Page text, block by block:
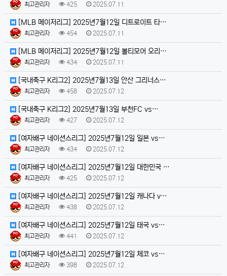
최고관리자 425 2025.07.11
[MLB 메이저리그] 2025년7월12일 디트로이트 타…
최고관리자 454 2025.07.11
[MLB 메이저리그] 2025년7월12일 볼티모어 오리…
최고관리자 434 2025.07.11
[국내축구 K리그2] 2025년7월13일 안산 그리너스…
최고관리자 458 2025.07.12
[국내축구 K리그2] 2025년7월13일 부천FC vs…
최고관리자 427 2025.07.12
[여자배구 네이션스리그] 2025년7월12일 일본 vs…
최고관리자 434 2025.07.12
[여자배구 네이션스리그] 2025년7월12일 대한민국 …
최고관리자 425 2025.07.12
[여자배구 네이션스리그] 2025년7월12일 캐나다 v…
최고관리자 438 2025.07.12
[여자배구 네이션스리그] 2025년7월12일 태국 vs…
최고관리자 441 2025.07.12
[여자배구 네이션스리그] 2025년7월12일 체코 vs…
최고관리자 398 2025.07.12